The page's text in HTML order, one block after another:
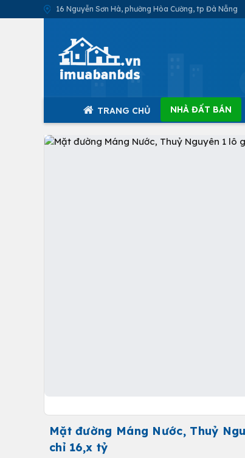
16 Nguyễn Sơn Hà, phường Hòa Cường, tp Đà Nẵng
TRANG CHỦ NHÀ ĐẤT BÁN
Mặt đường Máng Nước, Thuỷ
chỉ 16,x tỷ